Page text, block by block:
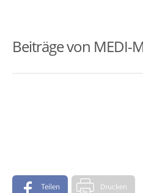
Beiträge von MEDI-
Teilen Drucken